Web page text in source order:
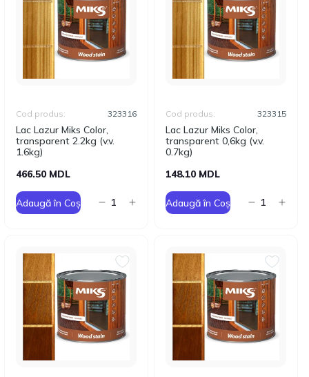
Lac Lazur Miks Color,
transparent 2.2kg (v.v.
1.6kg)
Cod produs: 323316
466.50 MDL
Adaugă în Coș
Lac Lazur Miks Color,
transparent 0,6kg (v.v.
0.7kg)
Cod produs: 323315
148.10 MDL
Adaugă în Coș